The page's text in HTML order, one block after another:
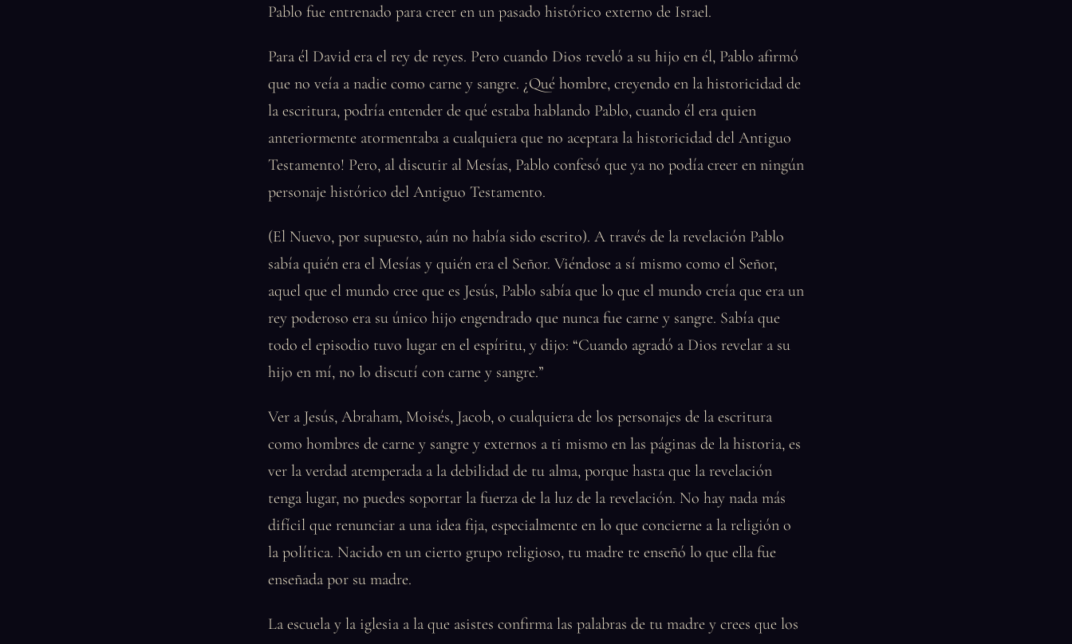
Pablo fue entrenado para creer en un pasado histórico externo de Israel.
Para él David era el rey de reyes. Pero cuando Dios reveló a su hijo en él, Pablo afirmó
que no veía a nadie como carne y sangre. ¿Qué hombre, creyendo en la historicidad de
la escritura, podría entender de qué estaba hablando Pablo, cuando él era quien
anteriormente atormentaba a cualquiera que no aceptara la historicidad del Antiguo
Testamento! Pero, al discutir al Mesías, Pablo confesó que ya no podía creer en ningún
personaje histórico del Antiguo Testamento.
(El Nuevo, por supuesto, aún no había sido escrito). A través de la revelación Pablo
sabía quién era el Mesías y quién era el Señor. Viéndose a sí mismo como el Señor,
aquel que el mundo cree que es Jesús, Pablo sabía que lo que el mundo creía que era un
rey poderoso era su único hijo engendrado que nunca fue carne y sangre. Sabía que
todo el episodio tuvo lugar en el espíritu, y dijo: “Cuando agradó a Dios revelar a su
hijo en mí, no lo discutí con carne y sangre.”
Ver a Jesús, Abraham, Moisés, Jacob, o cualquiera de los personajes de la escritura
como hombres de carne y sangre y externos a ti mismo en las páginas de la historia, es
ver la verdad atemperada a la debilidad de tu alma, porque hasta que la revelación
tenga lugar, no puedes soportar la fuerza de la luz de la revelación. No hay nada más
difícil que renunciar a una idea fija, especialmente en lo que concierne a la religión o
la política. Nacido en un cierto grupo religioso, tu madre te enseñó lo que ella fue
enseñada por su madre.
La escuela y la iglesia a la que asistes confirma las palabras de tu madre y crees que los